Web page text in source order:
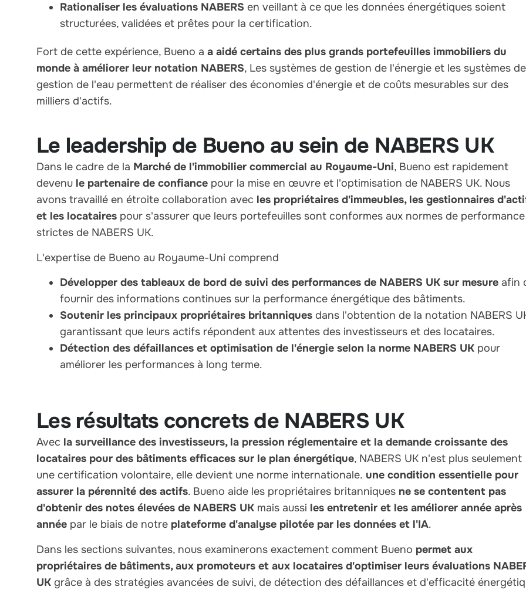
Rationaliser les évaluations NABERS en veillant à ce que les données énergétiques soient
structurées, validées et prêtes pour la certification.
Fort de cette expérience, Bueno a a aidé certains des plus grands portefeuilles immobiliers du
monde à améliorer leur notation NABERS, Les systèmes de gestion de l'énergie et les systèmes de
gestion de l'eau permettent de réaliser des économies d'énergie et de coûts mesurables sur des
milliers d'actifs.
Le leadership de Bueno au sein de NABERS UK
Dans le cadre de la Marché de l'immobilier commercial au Royaume-Uni, Bueno est rapidement
devenu le partenaire de confiance pour la mise en œuvre et l'optimisation de NABERS UK. Nous
avons travaillé en étroite collaboration avec les propriétaires d'immeubles, les gestionnaires
et les locataires pour s'assurer que leurs portefeuilles sont conformes aux normes de performance
strictes de NABERS UK.
L'expertise de Bueno au Royaume-Uni comprend
Développer des tableaux de bord de suivi des performances de NABERS UK sur mesure afin
fournir des informations continues sur la performance énergétique des bâtiments.
Soutenir les principaux propriétaires britanniques dans l'obtention de la notation NABERS
garantissant que leurs actifs répondent aux attentes des investisseurs et des locataires.
Détection des défaillances et optimisation de l'énergie selon la norme NABERS UK pour
améliorer les performances à long terme.
Les résultats concrets de NABERS UK
Avec la surveillance des investisseurs, la pression réglementaire et la demande croissante des
locataires pour des bâtiments efficaces sur le plan énergétique, NABERS UK n'est plus seulement
une certification volontaire, elle devient une norme internationale. une condition essentielle pour
assurer la pérennité des actifs. Bueno aide les propriétaires britanniques ne se contentent pas
d'obtenir des notes élevées de NABERS UK mais aussi les entretenir et les améliorer année après
année par le biais de notre plateforme d'analyse pilotée par les données et l'IA.
Dans les sections suivantes, nous examinerons exactement comment Bueno permet aux
propriétaires de bâtiments, aux promoteurs et aux locataires d'optimiser leurs évaluations
UK grâce à des stratégies avancées de suivi, de détection des défaillances et d'efficacité